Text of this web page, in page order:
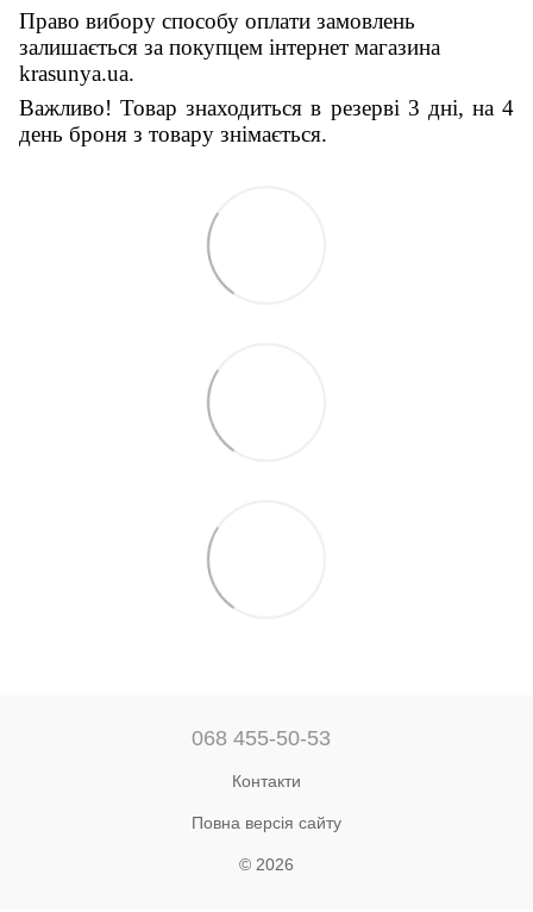
Право вибору способу оплати замовлень
залишається за покупцем інтернет магазина
krasunya.ua.
Важливо! Товар знаходиться в резерві 3 дні, на 4
день броня з товару знімається.
068 455-50-53
Контакти
Повна версія сайту
© 2026